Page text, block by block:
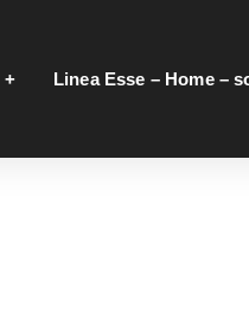
Linea Esse – Home –